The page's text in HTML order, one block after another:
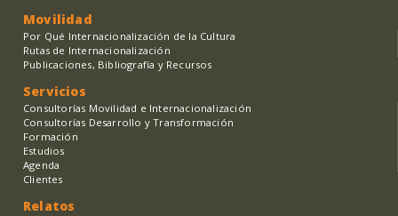
Movilidad
Por Qué Internacionalización de la Cultura
Rutas de Internacionalización
Publicaciones, Bibliografía y Recursos
Servicios
Consultorías Movilidad e Internacionalización
Consultorías Desarrollo y Transformación
Formación
Estudios
Agenda
Clientes
Relatos